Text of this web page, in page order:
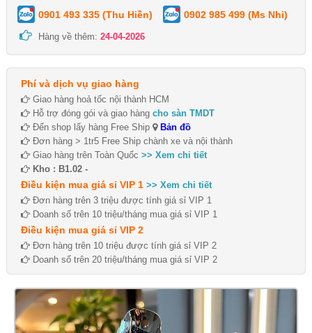
0901 493 335 (Thu Hiền) 0902 985 499 (Ms Nhi)
Hàng về thêm: 24-04-2026
Phí và dịch vụ giao hàng
Giao hàng hoả tốc nội thành HCM
Hỗ trợ đóng gói và giao hàng cho sàn TMDT
Đến shop lấy hàng Free Ship
Bản đồ
Đơn hàng > 1tr5 Free Ship chành xe và nội thành
Giao hàng trên Toàn Quốc >> Xem chi tiết
Kho : B1.02 -
Điều kiện mua giá sỉ VIP 1 >> Xem chi tiết
Đơn hàng trên 3 triệu được tính giá sỉ VIP 1
Doanh số trên 10 triệu/tháng mua giá sỉ VIP 1
Điều kiện mua giá sỉ VIP 2
Đơn hàng trên 10 triệu được tính giá sỉ VIP 2
Doanh số trên 20 triệu/tháng mua giá sỉ VIP 2